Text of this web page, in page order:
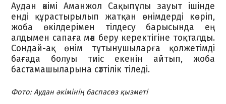
Аудан әкімі Аманжол Сақыпұлы зауыт ішінде
енді құрастырылып жатқан өнімдерді көріп,
жоба өкілдерімен тілдесу барысында ең
алдымен сапаға мән беру керектігіне тоқталды.
Сондай-ақ өнім тұтынушыларға қолжетімді
бағада болуы тиіс екенін айтып, жоба
бастамашыларына сәттілік тіледі.
Фото: Аудан әкімінің баспасөз қызметі